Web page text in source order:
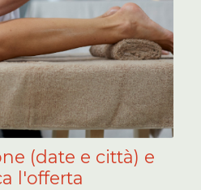
(date e città) e
l'offerta